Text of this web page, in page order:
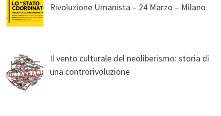
Rivoluzione Umanista – 24 Marzo – Milano
Il vento culturale del neoliberismo: storia di
una controrivoluzione